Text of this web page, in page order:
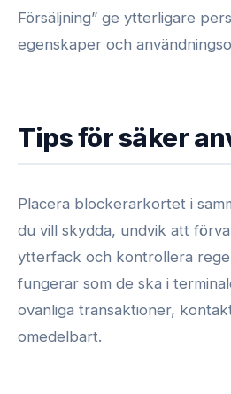
Försäljning” ge ytterligare
egenskaper och
Tips för säker
Placera blockerarkortet i
du vill skydda, undvik att
ytterfack och kontrollera
fungerar som de ska i
ovanliga transaktioner,
omedelbart.